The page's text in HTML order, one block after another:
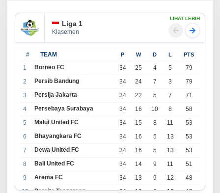
Liga 1
Klasemen
LIHAT LEBIH
# TEAM P W D L PTS
1 Borneo FC 34 25 4 5
79
2
Persib Bandung 34 24 7 3
79
3
Persija Jakarta 34 22 5 7
71
4
Persebaya Surabaya 34 16 10 8
58
5
Malut United FC 34 15 8 11
53
6
Bhayangkara FC 34 16 5 13
53
7
Dewa United FC 34 16 5 13
53
8
Bali United FC 34 14 9 11
51
9
Arema FC 34 13 9 12
48
10
Persita Tangerang 34 13 6 15 45